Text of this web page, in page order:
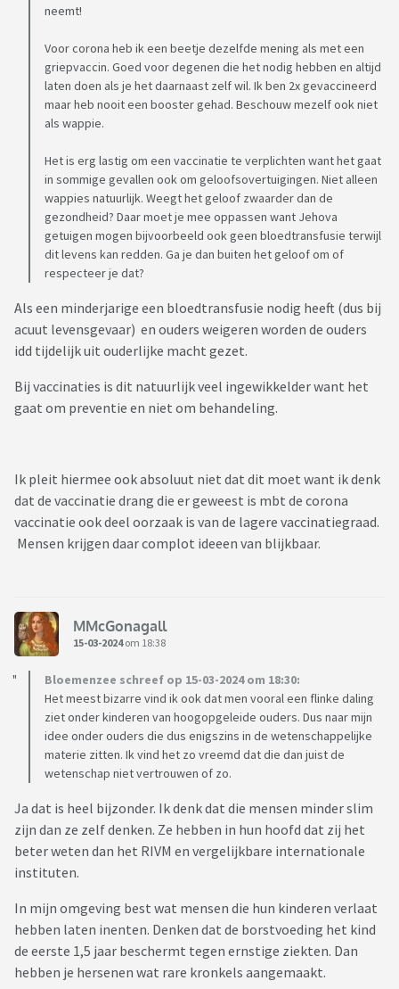
neemt!
Voor corona heb ik een beetje dezelfde mening als met een
griepvaccin. Goed voor degenen die het nodig hebben en altijd
laten doen als je het daarnaast zelf wil. Ik ben 2x gevaccineerd
maar heb nooit een booster gehad. Beschouw mezelf ook niet
als wappie.
Het is erg lastig om een vaccinatie te verplichten want het gaat
in sommige gevallen ook om geloofsovertuigingen. Niet alleen
wappies natuurlijk. Weegt het geloof zwaarder dan de
gezondheid? Daar moet je mee oppassen want Jehova
getuigen mogen bijvoorbeeld ook geen bloedtransfusie terwijl
dit levens kan redden. Ga je dan buiten het geloof om of
respecteer je dat?
Als een minderjarige een bloedtransfusie nodig heeft (dus bij
acuut levensgevaar) en ouders weigeren worden de ouders
idd tijdelijk uit ouderlijke macht gezet.
Bij vaccinaties is dit natuurlijk veel ingewikkelder want het
gaat om preventie en niet om behandeling.
Ik pleit hiermee ook absoluut niet dat dit moet want ik denk
dat de vaccinatie drang die er geweest is mbt de corona
vaccinatie ook deel oorzaak is van de lagere vaccinatiegraad.
Mensen krijgen daar complot ideeen van blijkbaar.
MMcGonagall
15-03-2024om 18:38
Bloemenzee schreef op 15-03-2024 om 18:30:
Het meest bizarre vind ik ook dat men vooral een flinke daling
ziet onder kinderen van hoogopgeleide ouders. Dus naar mijn
idee onder ouders die dus enigszins in de wetenschappelijke
materie zitten. Ik vind het zo vreemd dat die dan juist de
wetenschap niet vertrouwen of zo.
Ja dat is heel bijzonder. Ik denk dat die mensen minder slim
zijn dan ze zelf denken. Ze hebben in hun hoofd dat zij het
beter weten dan het RIVM en vergelijkbare internationale
instituten.
In mijn omgeving best wat mensen die hun kinderen verlaat
hebben laten inenten. Denken dat de borstvoeding het kind
de eerste 1,5 jaar beschermt tegen ernstige ziekten. Dan
hebben je hersenen wat rare kronkels aangemaakt.